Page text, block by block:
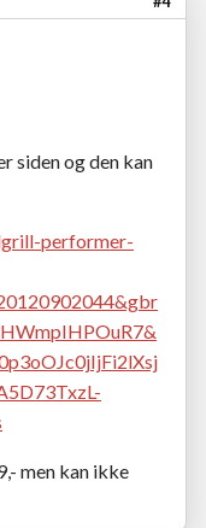
siden og den kan
performer-
men kan ikke